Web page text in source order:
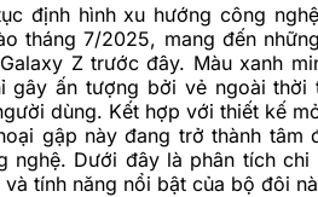
định hình xu hướng công
tháng 7/2025, mang đến
Z trước đây. Màu xanh
gây ấn tượng bởi vẻ ngoài thời
dùng. Kết hợp với thiết kế
gập này đang trở thành
nghệ. Dưới đây là phân tích
tính năng nổi bật của bộ đôi